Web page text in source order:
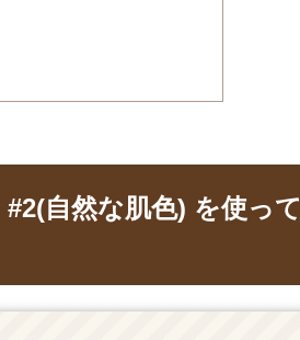
自然な肌色) を使って